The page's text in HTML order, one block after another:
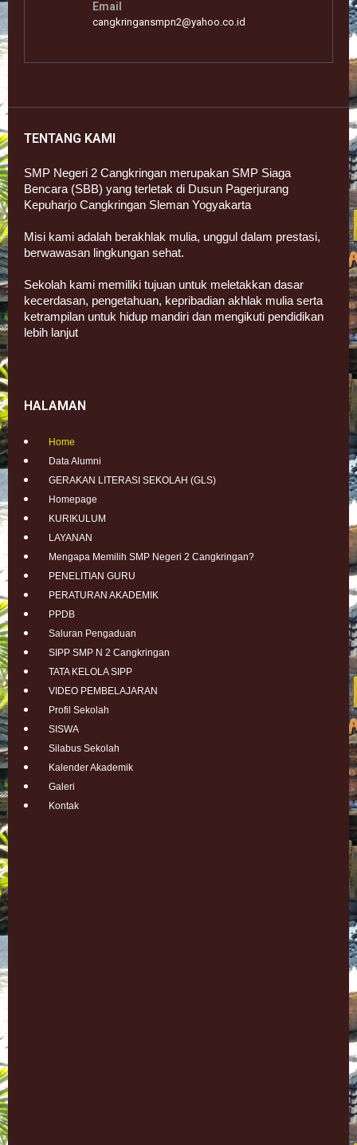
Email
cangkringansmpn2@yahoo.co.id
TENTANG KAMI
SMP Negeri 2 Cangkringan merupakan SMP Siaga
Bencara (SBB) yang terletak di Dusun Pagerjurang
Kepuharjo Cangkringan Sleman Yogyakarta
Misi kami adalah berakhlak mulia, unggul dalam prestasi,
berwawasan lingkungan sehat.
Sekolah kami memiliki tujuan untuk meletakkan dasar
kecerdasan, pengetahuan, kepribadian akhlak mulia serta
ketrampilan untuk hidup mandiri dan mengikuti pendidikan
lebih lanjut
HALAMAN
Home
Data Alumni
GERAKAN LITERASI SEKOLAH (GLS)
Homepage
KURIKULUM
LAYANAN
Mengapa Memilih SMP Negeri 2 Cangkringan?
PENELITIAN GURU
PERATURAN AKADEMIK
PPDB
Saluran Pengaduan
SIPP SMP N 2 Cangkringan
TATA KELOLA SIPP
VIDEO PEMBELAJARAN
Profil Sekolah
SISWA
Silabus Sekolah
Kalender Akademik
Galeri
Kontak